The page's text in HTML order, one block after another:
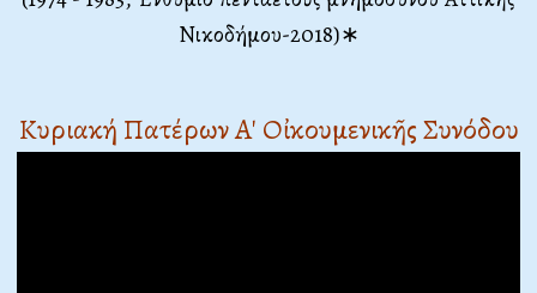
Νικοδήμου-2018)∗
Κυριακή Πατέρων Α' Οἰκουμενικῆς Συνόδου